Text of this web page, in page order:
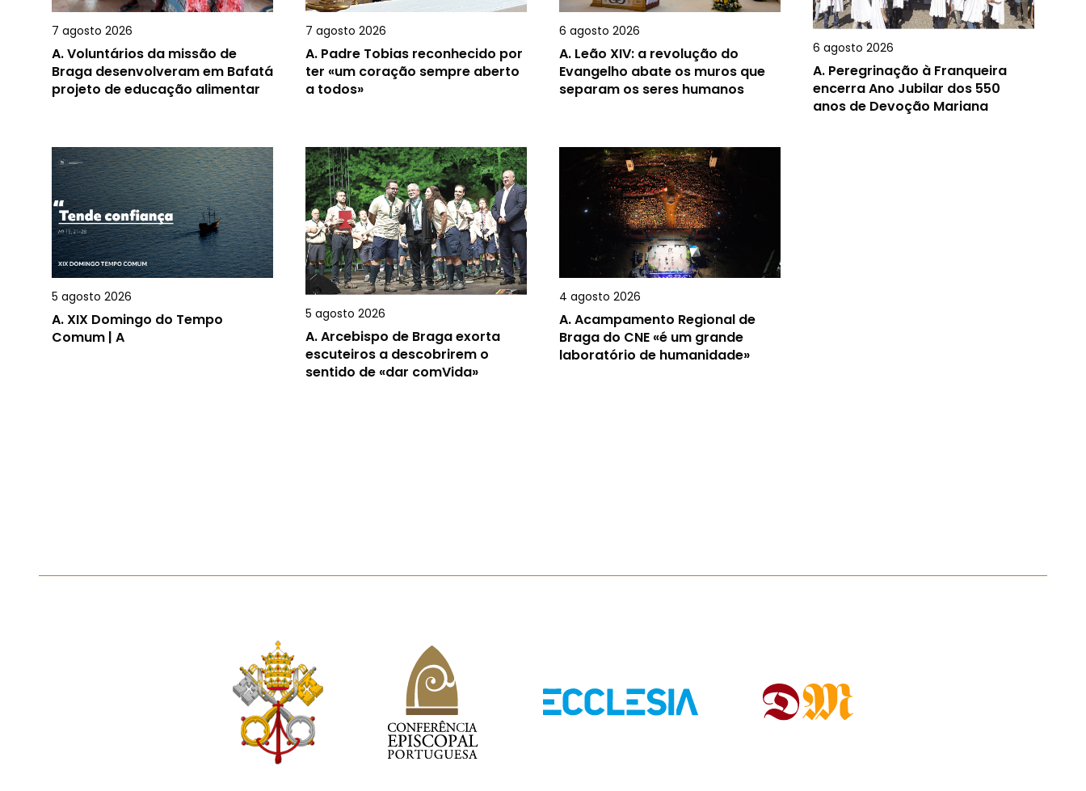
7 agosto 2026
A.Voluntários da missão de
Braga desenvolveram em Bafatá
projeto de educação alimentar
7 agosto 2026
A. Padre Tobias reconhecido por
ter «um coração sempre aberto
a todos»
6 agosto 2026
A. Leão XIV: a revolução do
Evangelho abate os muros que
separam os seres humanos
6 agosto 2026
A. Peregrinação à Franqueira
encerra Ano Jubilar dos 550
anos de Devoção Mariana
5 agosto 2026
A.XIX Domingo do Tempo
Comum | A
5 agosto 2026
A.Arcebispo de Braga exorta
escuteiros a descobrirem o
sentido de «dar comVida»
4 agosto 2026
A.Acampamento Regional de
Braga do CNE «é um grande
laboratório de humanidade»